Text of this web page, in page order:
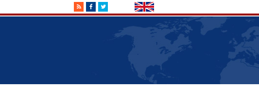
RSSFacebookTwitter